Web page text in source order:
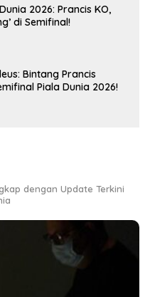
2026: Prancis KO,
di Semifinal!
Bintang Prancis
Piala Dunia 2026!
dengan Update Terkini